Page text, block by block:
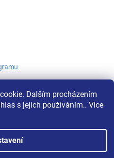
Dalším procházením
s jejich používáním.. Více
Shoptet